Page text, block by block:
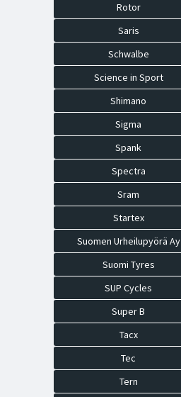
Rotor
Saris
Schwalbe
Science in Sport
Shimano
Sigma
Spank
Spectra
Sram
Startex
Suomen Urheilupyörä Ay
Suomi Tyres
SUP Cycles
Super B
Tacx
Tec
Tern